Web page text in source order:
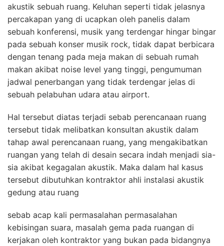
akustik sebuah ruang. Keluhan seperti tidak jelasnya
percakapan yang di ucapkan oleh panelis dalam
sebuah konferensi, musik yang terdengar hingar bingar
pada sebuah konser musik rock, tidak dapat berbicara
dengan tenang pada meja makan di sebuah rumah
makan akibat noise level yang tinggi, pengumuman
jadwal penerbangan yang tidak terdengar jelas di
sebuah pelabuhan udara atau airport.
Hal tersebut diatas terjadi sebab perencanaan ruang
tersebut tidak melibatkan konsultan akustik dalam
tahap awal perencanaan ruang, yang mengakibatkan
ruangan yang telah di desain secara indah menjadi sia-
sia akibat kegagalan akustik. Maka dalam hal kasus
tersebut dibutuhkan kontraktor ahli instalasi akustik
gedung atau ruang
sebab acap kali permasalahan permasalahan
kebisingan suara, masalah gema pada ruangan di
kerjakan oleh kontraktor yang bukan pada bidangnya